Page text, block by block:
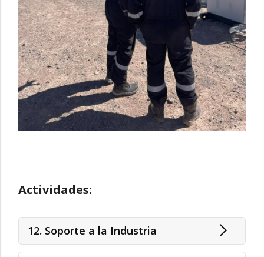
Actividades:
12. Soporte a la Industria